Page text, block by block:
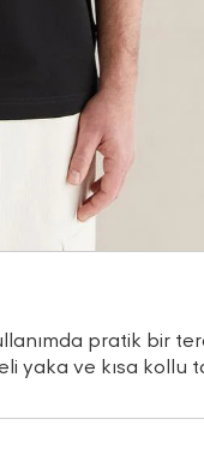
pratik bir
yaka ve kısa kollu